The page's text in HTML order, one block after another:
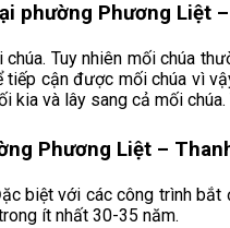
phường Phương Liệt
Tuy nhiên mối chúa
cận được mối chúa vì
kia và lây sang cả mối
Phương Liệt –
biệt với các công trình
ít nhất 30-35 năm.